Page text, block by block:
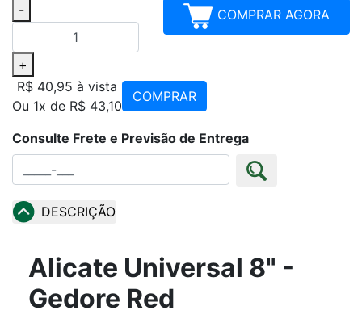
-
+
COMPRAR AGORA
R$ 40,95 à vista
Ou 1x de R$ 43,10
COMPRAR
Consulte Frete e Previsão de Entrega
DESCRIÇÃO
Alicate Universal 8" -
Gedore Red